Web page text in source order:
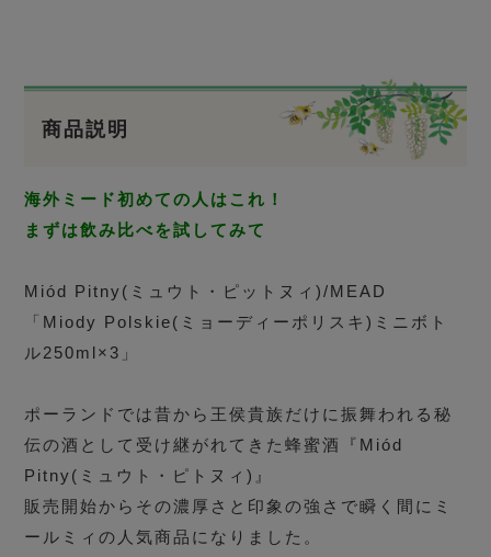
商品説明
海外ミード初めての人はこれ！
まずは飲み比べを試してみて
Miód Pitny(ミュウト・ピットヌィ)/MEAD
「Miody Polskie(ミョーディーポリスキ)ミニボト
ル250ml×3」
ポーランドでは昔から王侯貴族だけに振舞われる秘
伝の酒として受け継がれてきた蜂蜜酒『Miód
Pitny(ミュウト・ピトヌィ)』
販売開始からその濃厚さと印象の強さで瞬く間にミ
ールミィの人気商品になりました。